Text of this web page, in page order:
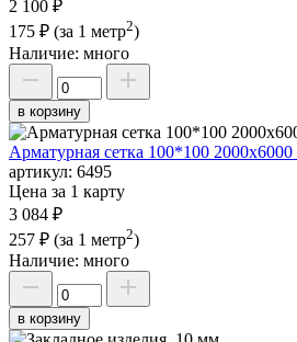
2 100 ₽
175 ₽ (за 1 метр2)
Наличие: много
в корзину
Арматурная сетка 100*100
артикул: 6495
Цена за 1 карту
3 084 ₽
257 ₽ (за 1 метр2)
Наличие: много
в корзину